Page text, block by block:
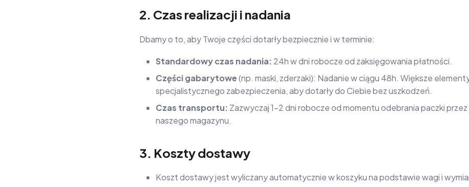
2. Czas realizacji i nadania
Dbamy o to, aby Twoje części dotarły bezpiecznie i w terminie:
Standardowy czas nadania: 24h w dni robocze od zaksięgowania płatności.
Części gabarytowe(np. maski, zderzaki): Nadanie w ciągu 48h. Większe
specjalistycznego zabezpieczenia, aby dotarły do Ciebie bez uszkodzeń.
Czas transportu: Zazwyczaj 1–2 dni robocze od momentu odebrania paczki przez
naszego magazynu.
3. Koszty dostawy
Koszt dostawy jest wyliczany automatycznie w koszyku na podstawie wagi i